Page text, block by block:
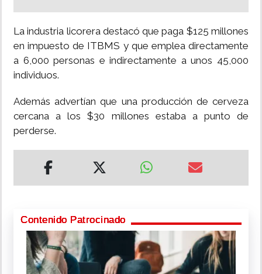
La industria licorera destacó que paga $125 millones
en impuesto de ITBMS y que emplea directamente
a 6,000 personas e indirectamente a unos 45,000
individuos.
Además advertían que una producción de cerveza
cercana a los $30 millones estaba a punto de
perderse.
Contenido Patrocinado